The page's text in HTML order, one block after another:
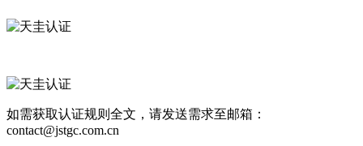
如需获取认证规则全文，请发送需求至邮箱：
contact@jstgc.com.cn